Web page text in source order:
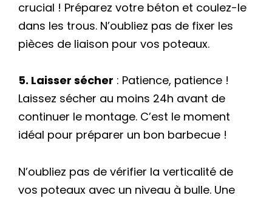
crucial ! Préparez votre béton et coulez-le
dans les trous. N’oubliez pas de fixer les
pièces de liaison pour vos poteaux.
5. Laisser sécher : Patience, patience !
Laissez sécher au moins 24h avant de
continuer le montage. C’est le moment
idéal pour préparer un bon barbecue !
N’oubliez pas de vérifier la verticalité de
vos poteaux avec un niveau à bulle. Une